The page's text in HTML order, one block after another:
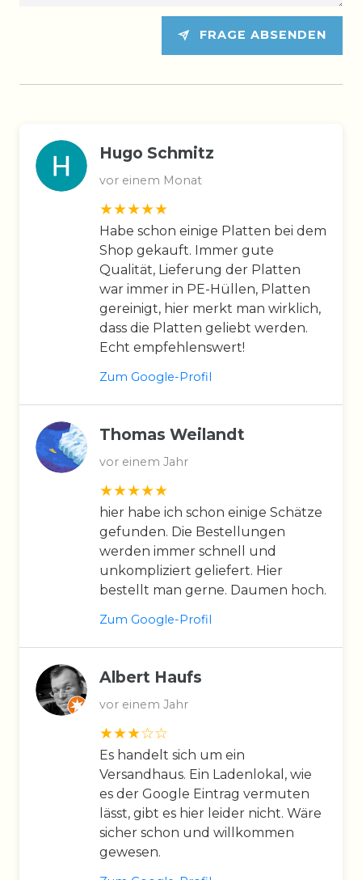
FRAGE ABSENDEN
Hugo Schmitz
vor einem Monat
Habe schon einige Platten bei dem
Shop gekauft. Immer gute
Qualität, Lieferung der Platten
war immer in PE-Hüllen, Platten
gereinigt, hier merkt man wirklich,
dass die Platten geliebt werden.
Echt empfehlenswert!
Zum Google-Profil
Thomas Weilandt
vor einem Jahr
hier habe ich schon einige Schätze
gefunden. Die Bestellungen
werden immer schnell und
unkompliziert geliefert. Hier
bestellt man gerne. Daumen hoch.
Zum Google-Profil
Albert Haufs
vor einem Jahr
Es handelt sich um ein
Versandhaus. Ein Ladenlokal, wie
es der Google Eintrag vermuten
lässt, gibt es hier leider nicht. Wäre
sicher schon und willkommen
gewesen.